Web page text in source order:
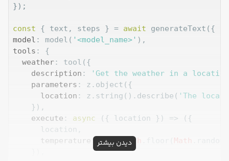
});
const { text, steps } = await
model : model( '<model_name>'
tools : {
weather: tool({
description :
'Get the weather in a
parameters : z.object({
location : z.string().describe( 'The
    }),
execute : async ({ location }) => ({
      location,
temperature : 72 + Math Math دیدن بیشتر